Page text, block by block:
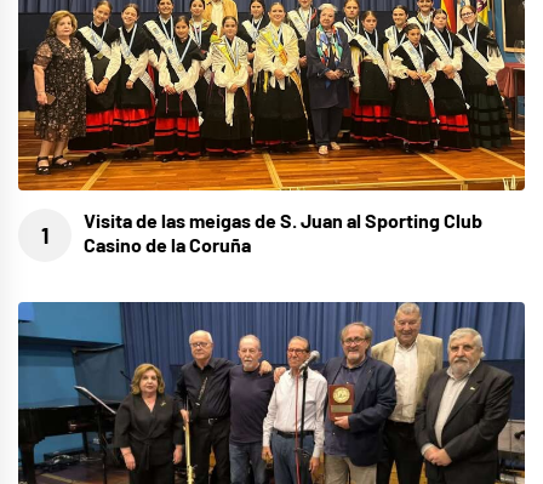
Visita de las meigas de S. Juan al Sporting Club
Casino de la Coruña